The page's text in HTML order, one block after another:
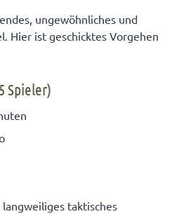
ungewöhnliches und
Hier ist geschicktes Vorgehen
Spieler)
taktisches